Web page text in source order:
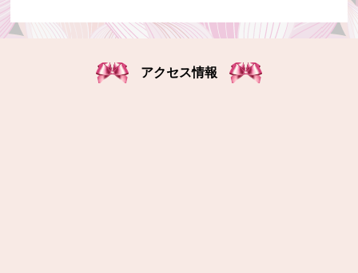
アクセス情報